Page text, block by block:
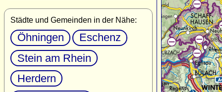
Städte und Gemeinden in der Nähe:
Öhningen
Eschenz
Stein am Rhein
Herdern